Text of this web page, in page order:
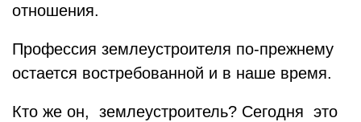
отношения.
Профессия землеустроителя по-прежнему
остается востребованной и в наше время.
Кто же он, землеустроитель? Сегодня ­­ это